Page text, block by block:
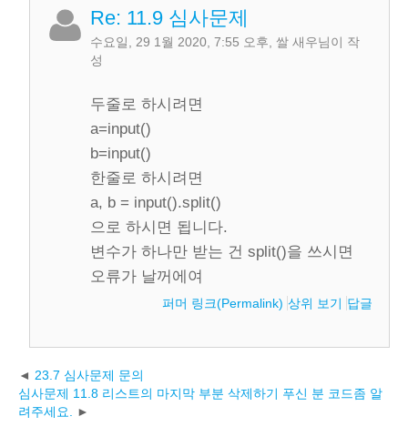
Re: 11.9 심사문제
수요일, 29 1월 2020, 7:55 오후 쌀 새우님이 작
성
두줄로 하시려면
a=input()
b=input()
한줄로 하시려면
a, b = input().split()
으로 하시면 됩니다.
변수가 하나만 받는 건 split()을 쓰시면
오류가 날꺼에여
퍼머 링크(Permalink) 상위 보기 답글
23.7 심사문제 문의
심사문제 11.8 리스트의 마지막 부분 삭제하기 푸신 분 코드좀 알
려주세요.